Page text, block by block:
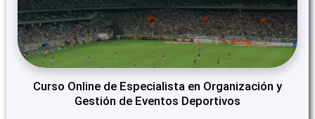
Curso Online de Especialista en Organización y
Gestión de Eventos Deportivos